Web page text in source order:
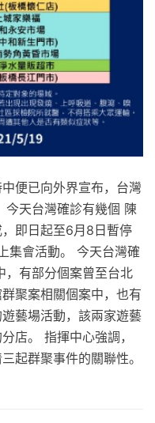
便已向外界宣布，台灣
今天台灣確診有幾個 陳
即日起至6月8日暫停
集會活動。 今天台灣確
，有部分個案曾至台北
聚案相關個案中，也有
藝場活動，該兩家遊藝
店。 指揮中心強調，
起群聚事件的關聯性。